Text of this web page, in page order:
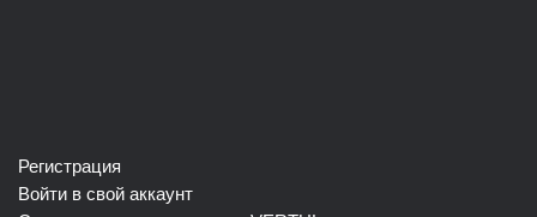
Регистрация
Войти в свой аккаунт